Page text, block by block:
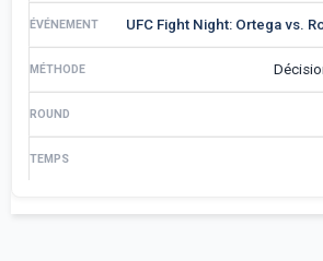
UFC Fight Night: Ortega vs.